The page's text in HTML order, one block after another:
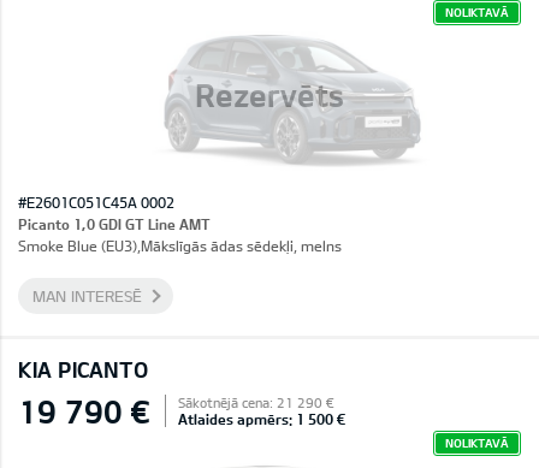
Rezervēts
NOLIKTAVĀ
#E2601C051C45A 0002
Picanto 1,0 GDI GT Line AMT
Smoke Blue (EU3),Mākslīgās ādas sēdekļi, melns
MAN INTERESĒ
KIA PICANTO
19 790 € Sākotnējā cena: 21 290 €
Atlaides apmērs: 1 500 €
NOLIKTAVĀ